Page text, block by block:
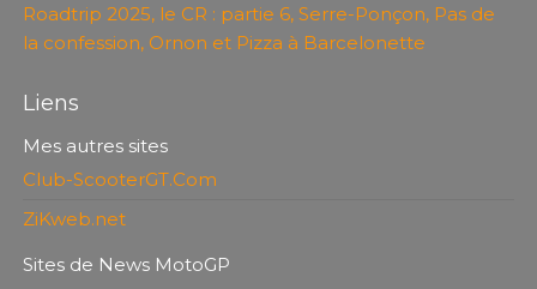
Roadtrip 2025, le CR : partie 6, Serre-Ponçon, Pas de
la confession, Ornon et Pizza à Barcelonette
Liens
Mes autres sites
Club-ScooterGT.Com
ZiKweb.net
Sites de News MotoGP